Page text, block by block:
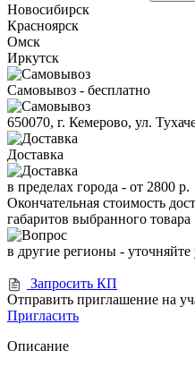
Новосибирск
Красноярск
Омск
Иркутск
Самовывоз - бесплатно
650070, г. Кемерово, ул.
Доставка
в пределах города - от 2800 р.
Окончательная стоимость
габаритов выбранного товара
в другие регионы -
Запросить КП
Отправить приглашение на
Пригласить
Описание